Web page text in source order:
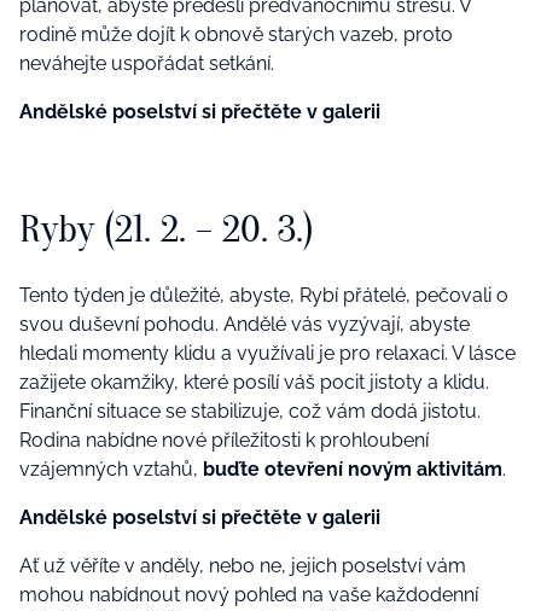
plánovat, abyste předešli předvánočnímu stresu. V
rodině může dojít k obnově starých vazeb, proto
neváhejte uspořádat setkání.
Andělské poselství si přečtěte v galerii
Ryby (21. 2. – 20. 3.)
Tento týden je důležité, abyste, Rybí přátelé, pečovali o
svou duševní pohodu. Andělé vás vyzývají, abyste
hledali momenty klidu a využívali je pro relaxaci. V lásce
zažijete okamžiky, které posílí váš pocit jistoty a klidu.
Finanční situace se stabilizuje, což vám dodá jistotu.
Rodina nabídne nové příležitosti k prohloubení
vzájemných vztahů, buďte otevření novým aktivitám.
Andělské poselství si přečtěte v galerii
Ať už věříte v anděly, nebo ne, jejich poselství vám
mohou nabídnout nový pohled na vaše každodenní